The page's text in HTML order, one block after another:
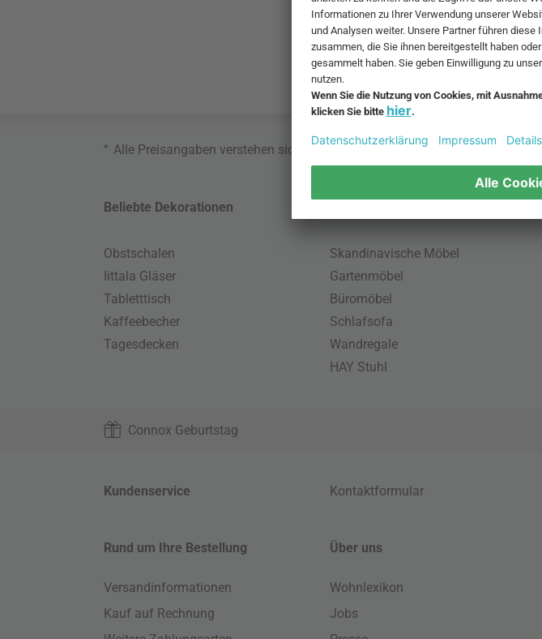
* Alle Preisangaben verstehen sich inklusive MwSt. und zzgl.Versandkosten.
Beliebte Dekorationen
Obstschalen
Iittala Gläser
Tabletttisch
Kaffeebecher
Tagesdecken
Skandinavische Möbel
Gartenmöbel
Büromöbel
Schlafsofa
Wandregale
HAY Stuhl
Connox Geburtstag
Kundenservice Kontaktformular
Rund um Ihre Bestellung
Versandinformationen
Kauf auf Rechnung
Über uns
Wohnlexikon
Jobs